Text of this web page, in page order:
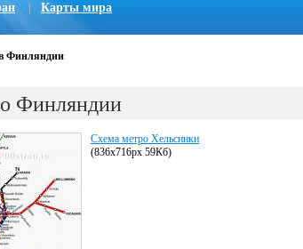
Карты мира
Финляндии
Финляндии
Схема метро Хельсинки
(836x716px 59Кб)